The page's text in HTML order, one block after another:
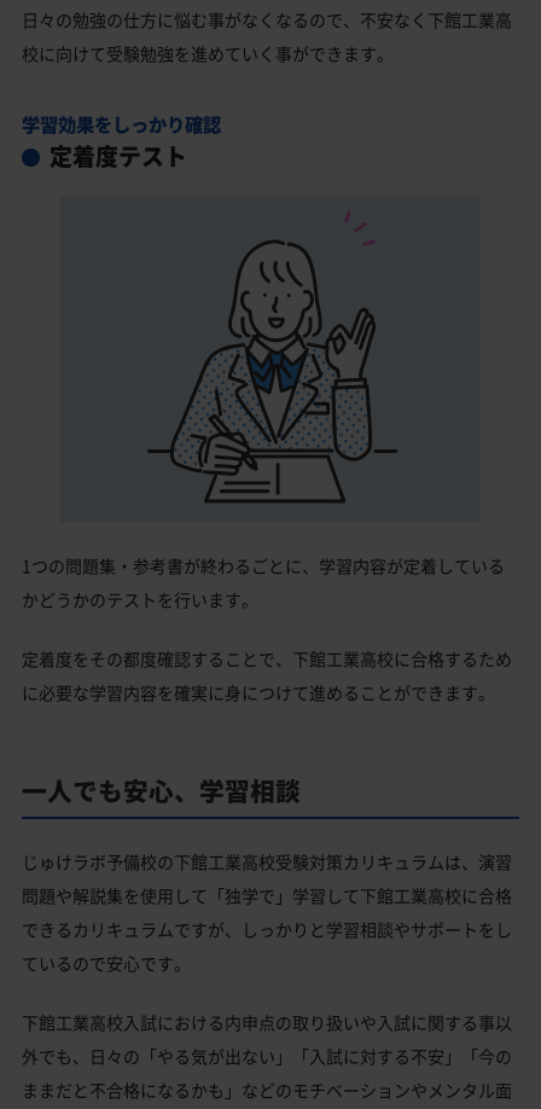
日々の勉強の仕方に悩む事がなくなるので、不安なく下館工業高
校に向けて受験勉強を進めていく事ができます。
学習効果をしっかり確認
定着度テスト
1つの問題集・参考書が終わるごとに、学習内容が定着している
かどうかのテストを行います。
定着度をその都度確認することで、下館工業高校に合格するため
に必要な学習内容を確実に身につけて進めることができます。
一人でも安心、学習相談
じゅけラボ予備校の下館工業高校受験対策カリキュラムは、演習
問題や解説集を使用して「独学で」学習して下館工業高校に合格
できるカリキュラムですが、しっかりと学習相談やサポートをし
ているので安心です。
下館工業高校入試における内申点の取り扱いや入試に関する事以
外でも、日々の「やる気が出ない」「入試に対する不安」「今の
ままだと不合格になるかも」などのモチベーションやメンタル面